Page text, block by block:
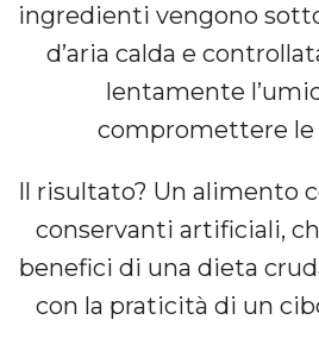
ingredienti vengono
d’aria calda e
lentamente
compromettere
Il risultato? Un alimento
conservanti artificiali,
benefici di una dieta
con la praticità di un